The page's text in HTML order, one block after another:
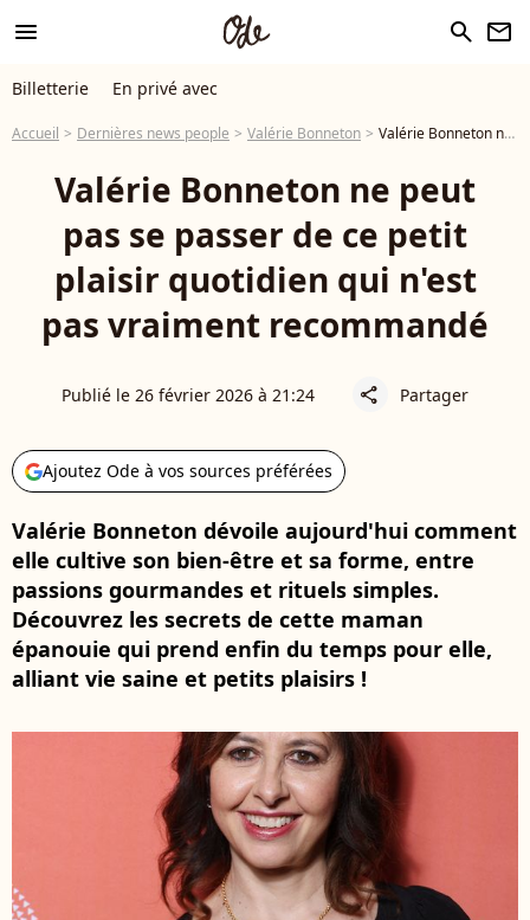
menu search newsletter
Billetterie En privé avec
Accueil Dernières news people Valérie Bonneton Valérie Bonneton ne peut pas se passer de ce petit plaisir quotidien qui n'est pas vraiment recommandé
Valérie Bonneton ne peut
pas se passer de ce petit
plaisir quotidien qui n'est
pas vraiment recommandé
Publié le 26 février 2026 à 21:24 share Partager
Ajoutez Ode à vos sources préférées
Valérie Bonneton dévoile aujourd'hui comment
elle cultive son bien-être et sa forme, entre
passions gourmandes et rituels simples.
Découvrez les secrets de cette maman
épanouie qui prend enfin du temps pour elle,
alliant vie saine et petits plaisirs !